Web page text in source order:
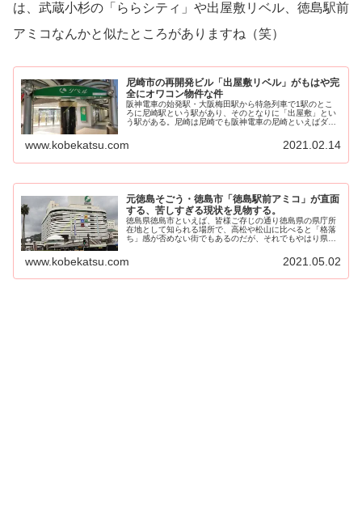
は、武蔵小杉の「ららシティ」や出屋敷リベル、徳島駅前
アミコなんかと似たところがありますね（笑）
尼崎市の再開発ビル「出屋敷リベル」がもはや完
全にオワコン物件な件
阪神電車の始発駅・大阪梅田駅から特急列車で1駅のとこ
ろに尼崎駅という駅があり、そのとなりに「出屋敷」とい
う駅がある。尼崎は尼崎でも阪神電車の尼崎といえばダウ
www.kobekatsu.com 2021.02.14
元徳島そごう・徳島市「徳島駅前アミコ」が直面
する、苦しすぎる現状を見物する。
徳島県徳島市といえば、皆様ご存じの通り徳島県の県庁所
在地として知られる場所で、高松や松山に比べると「格落
ち」感が否めない街でもあるのだが、それでもやはり県で
www.kobekatsu.com 2021.05.02